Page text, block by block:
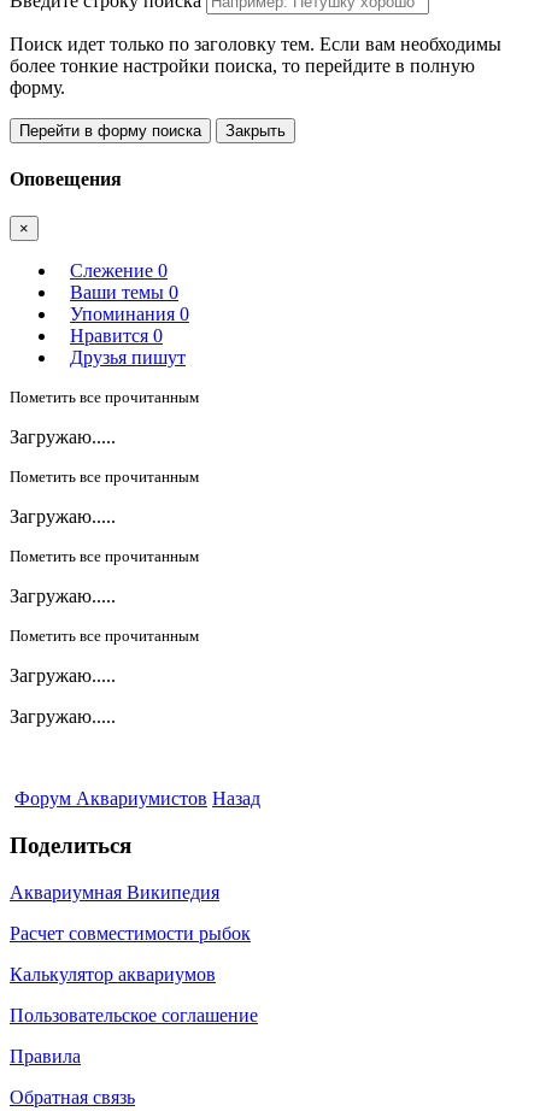
Поиск идет только по заголовку тем. Если вам необходимы
более тонкие настройки поиска, то перейдите в полную
форму.
Перейти в форму поиска Закрыть
Оповещения
×
Слежение 0
Ваши темы 0
Упоминания 0
Нравится 0
Друзья пишут
Пометить все прочитанным
Загружаю.....
Пометить все прочитанным
Загружаю.....
Пометить все прочитанным
Загружаю.....
Пометить все прочитанным
Загружаю.....
Загружаю.....
Форум Аквариумистов Назад
Поделиться
Аквариумная Википедия
Расчет совместимости рыбок
Калькулятор аквариумов
Пользовательское соглашение
Правила
Обратная связь